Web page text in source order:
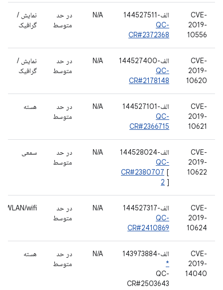
CVE-
2019-
10556
الف-144527511
QC-
CR#2372368
N/A
در حد
متوسط
نمایش /
گرافیک
CVE-
2019-
10620
الف-144527400
QC-
CR#2178148
N/A
در حد
متوسط
نمایش /
گرافیک
CVE-
2019-
10621
الف-144527101
QC-
CR#2366715
N/A
در حد
متوسط
هسته
CVE-
2019-
10622
الف-144528024
QC-
CR#2380707 [
2 ]
N/A
در حد
متوسط
سمعی
CVE-
2019-
10624
الف-144527317
QC-
CR#2410869
N/A
در حد
متوسط
WLAN/wifi
CVE-
2019-
14040
الف-143973884
*
QC-
CR#2503643
N/A
در حد
متوسط
هسته